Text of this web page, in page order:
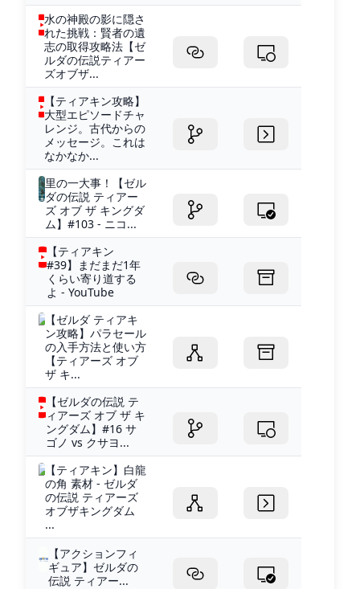
水の神殿の影に隠さ
れた挑戦：賢者の遺
志の取得攻略法【ゼ
ルダの伝説ティアー
ズオブザ...
【ティアキン攻略】
大型エピソードチャ
レンジ。古代からの
メッセージ。これは
なかなか...
里の一大事！【ゼル
ダの伝説 ティアー
ズ オブ ザ キングダ
ム】#103 - ニコ...
【ティアキン
#39】まだまだ1年
くらい寄り道する
よ - YouTube
【ゼルダ ティアキ
ン攻略】パラセール
の入手方法と使い方
【ティアーズ オブ
ザ キ...
【ゼルダの伝説 テ
ィアーズ オブ ザ キ
ングダム】#16 サ
ゴノ vs クサヨ...
【ティアキン】白龍
の角 素材 - ゼルダ
の伝説 ティアーズ
オブザキングダム
...
【アクションフィ
ギュア】ゼルダの
伝説 ティアー...